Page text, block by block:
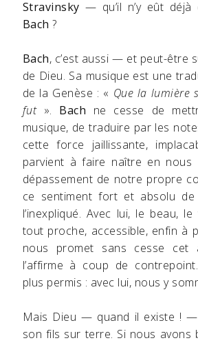
Stravinsky — qu’il n’y eût déjà
Bach ?
Bach, c’est aussi — et peut-être
de Dieu. Sa musique est une
de la Genèse : « Que la lumière
fut». Bach ne cesse de
musique, de traduire par les
cette force jaillissante,
parvient à faire naître en nous
dépassement de notre propre
ce sentiment fort et absolu de
l’inexpliqué. Avec lui, le beau,
tout proche, accessible, enfin à
nous promet sans cesse cet
l’affirme à coup de
plus permis : avec lui, nous y
Mais Dieu — quand il existe !
son fils sur terre. Si nous avons